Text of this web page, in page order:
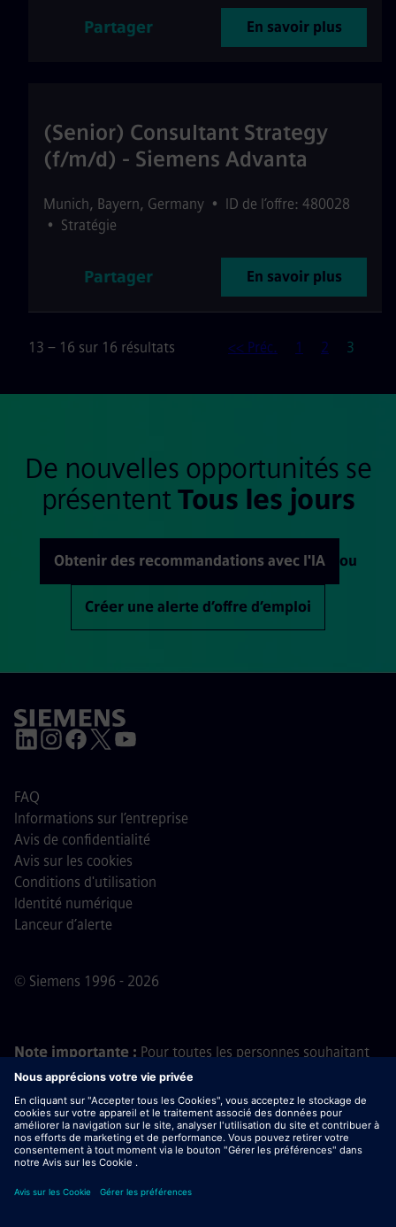
Partager En savoir plus
(Senior) Consultant Strategy
(f/m/d) - Siemens Advanta
Munich, Bayern, Germany • ID de l’offre: 480028
• Stratégie
Partager En savoir plus
13 – 16 sur 16 résultats << Préc. 1 2 Page
3
De nouvelles opportunités se
présententTous les jours
Obtenir des recommandations avec l'IA ou
Créer une alerte d’offre d’emploi
© Siemens 1996 - 2026
FAQ
Informations sur l’entreprise
Avis de confidentialité
Avis sur les cookies
Conditions d'utilisation
Identité numérique
Lanceur d’alerte
Note importante : Pour toutes les personnes souhaitant
nous rejoindre, veuillez noter que Siemens ne demande
aucun frais avant, pendant ou après le processus de
candidature. Nous ne demandons pas non plus de
coordonnées bancaires ou d'informations financières
personnelles en échange d'une promesse d'embauche. De
des e-mails semblant provenir d’un recruteur Siemens, sauf